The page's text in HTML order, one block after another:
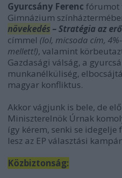
Gyurcsány Ferenc fórumot
Gimnázium
növekedés – Stratégia az
címmel (lol, micsoda cím,
mellett!), valamint
Gazdasági válság, a
munkanélküliség,
magyar konfliktus.
Akkor vágjunk is bele, de
Miniszterelnök Úrnak
így kérem, senki se
lesz az EP választási
Közbiztonság: